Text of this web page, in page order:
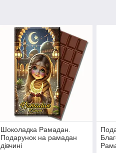
Шоколадка Рамадан.
Подарунок на рамадан
дівчині